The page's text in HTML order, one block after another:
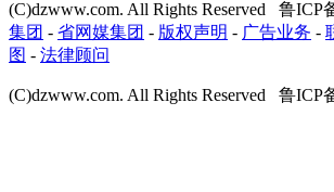
(C)dzwww.com. All Rights Reserved 鲁ICP
集团 - 省网媒集团 - 版权声明 - 广告业务 -
图 - 法律顾问
(C)dzwww.com. All Rights Reserved 鲁ICP